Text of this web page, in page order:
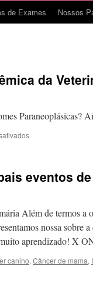
de Exames Nossos
da
Paraneoplásicas?
em
Acadêmica
UFPel!
eventos
Além de termos a
nossa sobre
muito aprendizado! X
canino, Câncer de mama,